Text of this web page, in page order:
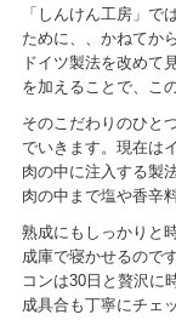
「しんけん工房」で
ために、、かねてか
ドイツ製法を改めて
を加えることで、こ
そのこだわりのひと
でいきます。現在は
肉の中に注入する製
肉の中まで塩や香辛
熟成にもしっかりと
成庫で寝かせるので
コンは30日と贅沢に
成具合も丁寧にチェ